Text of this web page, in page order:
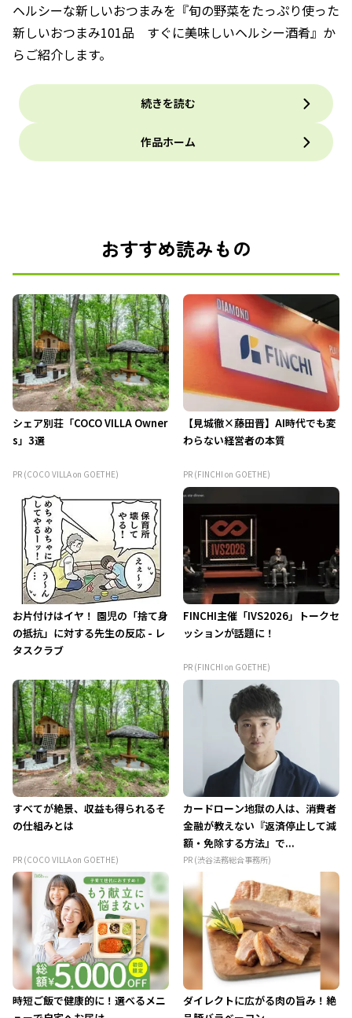
ヘルシーな新しいおつまみを『旬の野菜をたっぷり使った
新しいおつまみ101品 すぐに美味しいヘルシー酒肴』か
らご紹介します。
続きを読む
作品ホーム
おすすめ読みもの
シェア別荘「COCO VILLA Owner
s」3選
PR (COCO VILLA on GOETHE)
【見城徹×藤田晋】AI時代でも変
わらない経営者の本質
PR (FINCHI on GOETHE)
お片付けはイヤ！ 園児の「捨て身
の抵抗」に対する先生の反応 - レ
タスクラブ
FINCHI主催「IVS2026」トークセ
ッションが話題に！
PR (FINCHI on GOETHE)
すべてが絶景、収益も得られるそ
の仕組みとは
PR (COCO VILLA on GOETHE)
カードローン地獄の人は、消費者
金融が教えない『返済停止して減
額・免除する方法』で...
PR (渋谷法務総合事務所)
時短ご飯で健康的に！選べるメニ
ダイレクトに広がる肉の旨み！絶